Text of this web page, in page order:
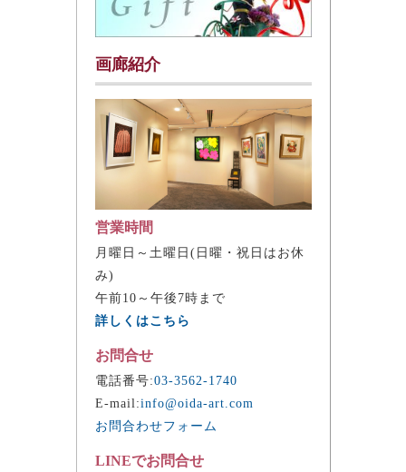
画廊紹介
営業時間
月曜日～土曜日(日曜・祝日はお休
み)
午前10～午後7時まで
詳しくはこちら
お問合せ
電話番号:03-3562-1740
E-mail:info@oida-art.com
お問合わせフォーム
LINEでお問合せ